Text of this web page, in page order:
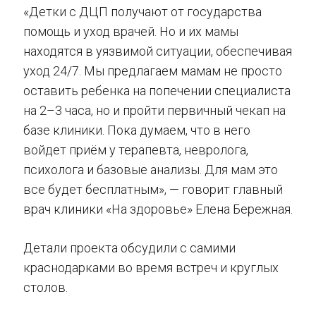
«Детки с ДЦП получают от государства
помощь и уход врачей. Но и их мамы
находятся в уязвимой ситуации, обеспечивая
уход 24/7. Мы предлагаем мамам не просто
оставить ребенка на попечении специалиста
на 2–3 часа, но и пройти первичный чекап на
базе клиники. Пока думаем, что в него
войдет приём у терапевта, невролога,
психолога и базовые анализы. Для мам это
все будет бесплатным», — говорит главный
врач клиники «На здоровье» Елена Бережная.
Детали проекта обсудили с самими
краснодарками во время встреч и круглых
столов.